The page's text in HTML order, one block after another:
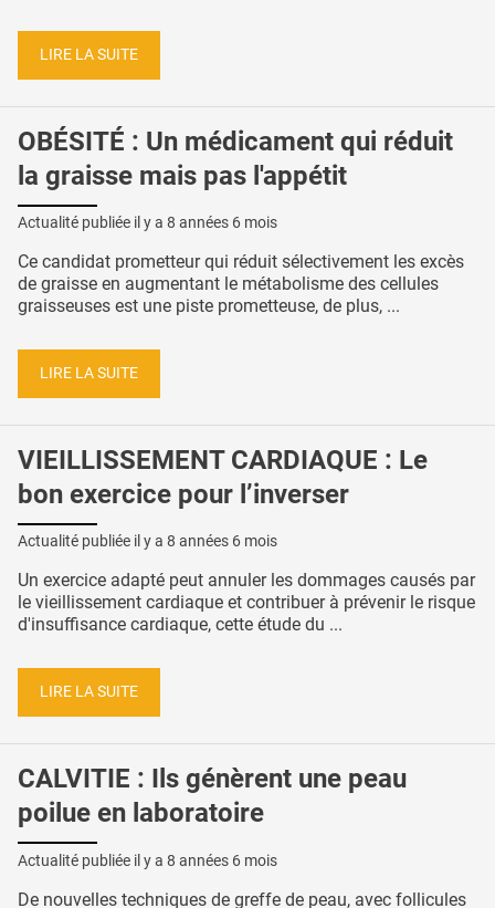
LIRE LA SUITE
OBÉSITÉ : Un médicament qui réduit
la graisse mais pas l'appétit
Actualité publiée il y a 8 années 6 mois
Ce candidat prometteur qui réduit sélectivement les excès
de graisse en augmentant le métabolisme des cellules
graisseuses est une piste prometteuse, de plus, ...
LIRE LA SUITE
VIEILLISSEMENT CARDIAQUE : Le
bon exercice pour l’inverser
Actualité publiée il y a 8 années 6 mois
Un exercice adapté peut annuler les dommages causés par
le vieillissement cardiaque et contribuer à prévenir le risque
d'insuffisance cardiaque, cette étude du ...
LIRE LA SUITE
CALVITIE : Ils génèrent une peau
poilue en laboratoire
Actualité publiée il y a 8 années 6 mois
De nouvelles techniques de greffe de peau, avec follicules